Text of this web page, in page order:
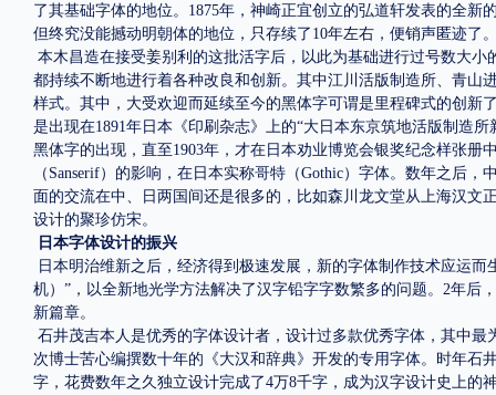
了其基础字体的地位。 1875年，神崎正宜创立的弘道轩发表的全
但终究没能撼动明朝体的地位，只存续了10年左右，便销声匿迹了
本木昌造在接受姜别利的这批活字后，以此为基础进行过号数大
都持续不断地进行着各种改良和创新。其中江川活版制造所、青
样式。其中，大受欢迎而延续至今的黑体字可谓是里程碑式的创
是出现在1891年日本《印刷杂志》上的“大日本东京筑地活版制造
黑体字的出现，直至1903年，才在日本劝业博览会银奖纪念样张
（Sanserif）的影响，在日本实称哥特（Gothic）字体。数年之后
面的交流在中、日两国间还是很多的，比如森川龙文堂从上海汉
设计的聚珍仿宋。
日本字体设计的振兴
日本明治维新之后，经济得到极速发展，新的字体制作技术应运而
机）”，以全新地光学方法解决了汉字铅字字数繁多的问题。2年后
新篇章。
石井茂吉本人是优秀的字体设计者，设计过多款优秀字体，其中最
次博士苦心编撰数十年的《大汉和辞典》开发的专用字体。时年石
字，花费数年之久独立设计完成了4万8千字，成为汉字设计史上的